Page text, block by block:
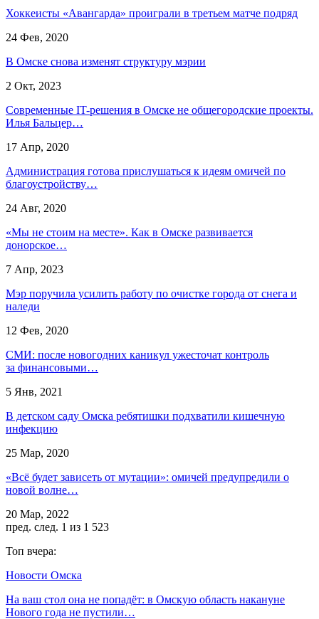
Хоккеисты «Авангарда» проиграли в третьем матче подряд
24 Фев, 2020
В Омске снова изменят структуру мэрии
2 Окт, 2023
Современные IT-решения в Омске не общегородские проекты.
Илья Бальцер…
17 Апр, 2020
Администрация готова прислушаться к идеям омичей по
благоустройству…
24 Авг, 2020
«Мы не стоим на месте». Как в Омске развивается
донорское…
7 Апр, 2023
Мэр поручила усилить работу по очистке города от снега и
наледи
12 Фев, 2020
СМИ: после новогодних каникул ужесточат контроль
за финансовыми…
5 Янв, 2021
В детском саду Омска ребятишки подхватили кишечную
инфекцию
25 Мар, 2020
«Всё будет зависеть от мутации»: омичей предупредили о
новой волне…
20 Мар, 2022
пред. след. 1 из 1 523
Топ вчера:
Новости Омска
На ваш стол она не попадёт: в Омскую область накануне
Нового года не пустили…